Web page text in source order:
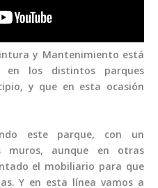
y Mantenimiento está
en los distintos parques
y que en esta ocasión
este parque, con un
aunque en otras
el mobiliario para que
Y en esta línea vamos a